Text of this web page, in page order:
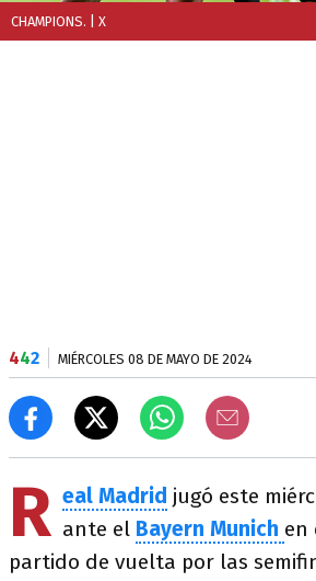
CHAMPIONS. | X
442 MIÉRCOLES 08 DE MAYO DE 2024
R eal Madrid jugó este
ante el Bayern Munich en
partido de vuelta por las